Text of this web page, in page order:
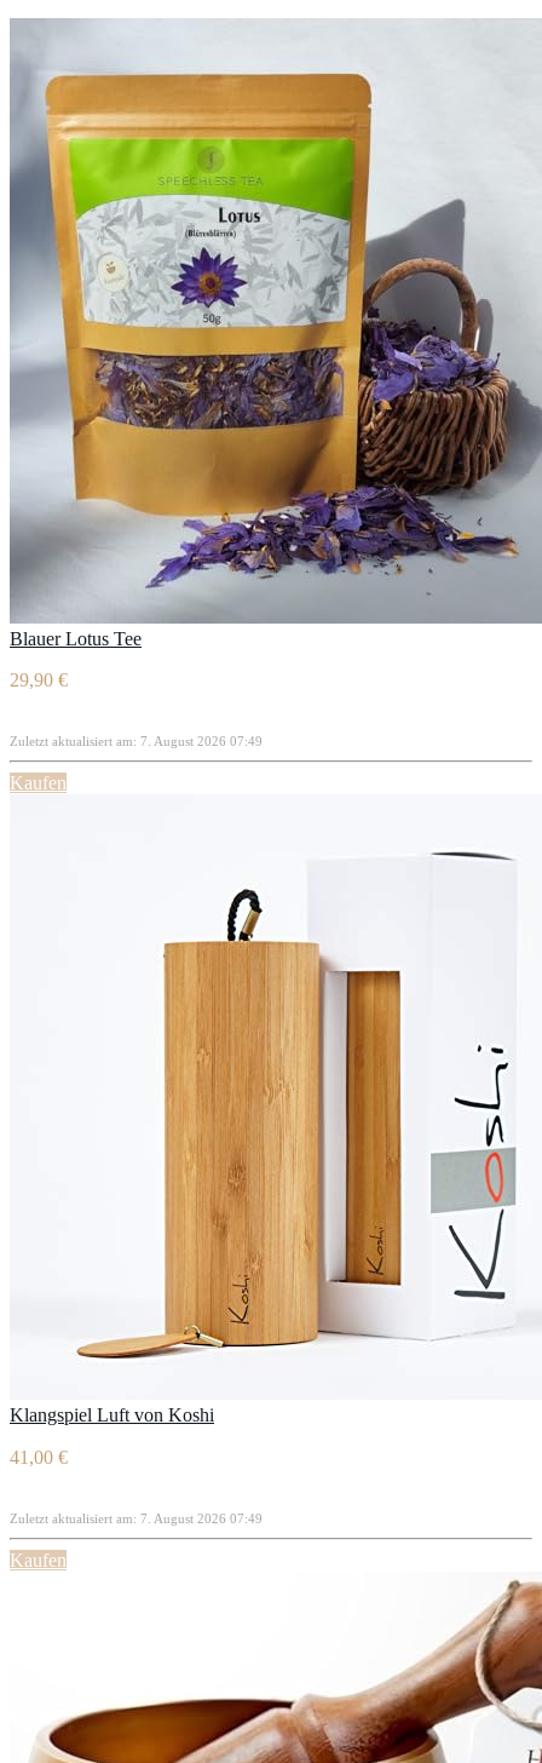
Blauer Lotus Tee
29,90 €
Zuletzt aktualisiert am: 7. August 2026 07:49
Kaufen
Klangspiel Luft von Koshi
41,00 €
Zuletzt aktualisiert am: 7. August 2026 07:49
Kaufen